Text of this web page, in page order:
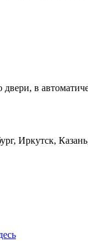
двери, в
Иркутск,